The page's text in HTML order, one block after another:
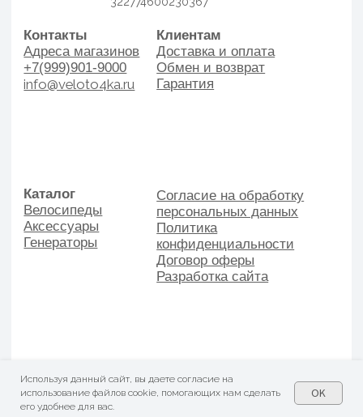
Используя данный сайт, вы даете согласие на
использование файлов cookie, помогающих нам сделать
его удобнее для вас.
OK